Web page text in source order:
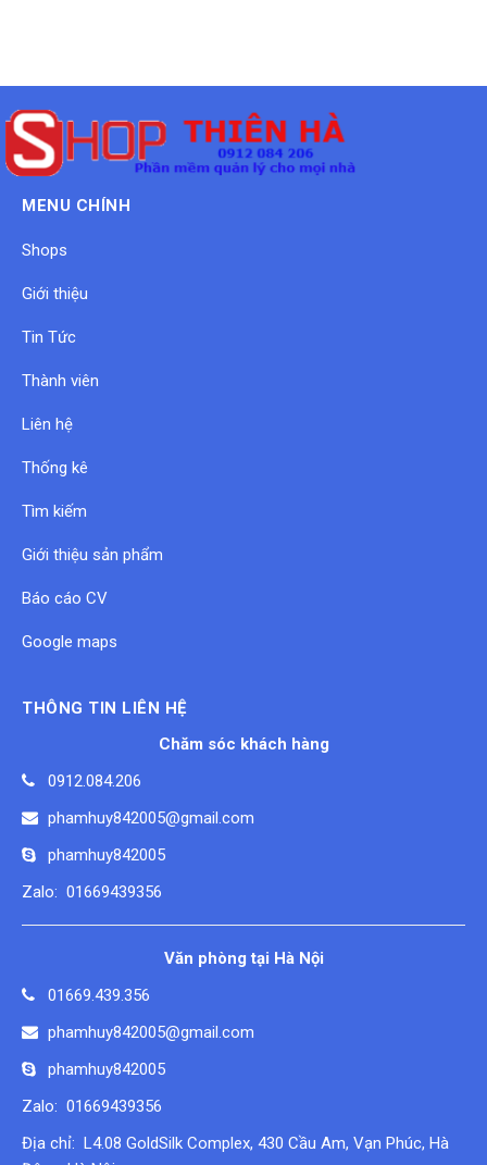
MENU CHÍNH
Shops
Giới thiệu
Tin Tức
Thành viên
Liên hệ
Thống kê
Tìm kiếm
Giới thiệu sản phẩm
Báo cáo CV
Google maps
THÔNG TIN LIÊN HỆ
Chăm sóc khách hàng
0912.084.206
phamhuy842005@gmail.com
phamhuy842005
Zalo: 01669439356
Văn phòng tại Hà Nội
01669.439.356
phamhuy842005@gmail.com
phamhuy842005
Zalo: 01669439356
Địa chỉ: L4.08 GoldSilk Complex, 430 Cầu Am, Vạn Phúc, Hà